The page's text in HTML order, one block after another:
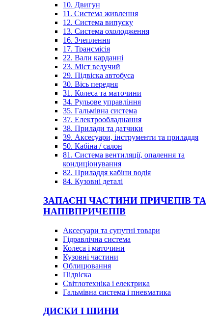
10. Двигун
11. Система живлення
12. Система випуску
13. Система охолодження
16. Зчеплення
17. Трансмісія
22. Вали карданні
23. Міст ведучий
29. Підвіска автобуса
30. Вісь передня
31. Колеса та маточини
34. Рульове управління
35. Гальмівна система
37. Електрообладнання
38. Прилади та датчики
39. Аксесуари, інструменти та приладдя
50. Кабіна / салон
81. Система вентиляції, опалення та
кондиціонування
82. Приладдя кабіни водія
84. Кузовні деталі
ЗАПАСНІ ЧАСТИНИ ПРИЧЕПІВ ТА
НАПІВПРИЧЕПІВ
Аксесуари та супутні товари
Гідравлічна система
Колеса і маточини
Кузовні частини
Облицювання
Підвіска
Світлотехніка і електрика
Гальмівна система і пневматика
ДИСКИ І ШИНИ